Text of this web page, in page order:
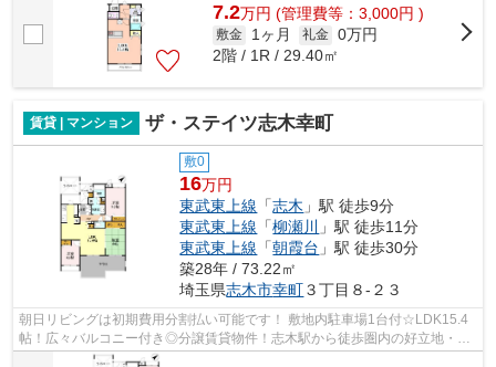
7.2万円 (管理費等：3,000円 )
敷金 1ヶ月 礼金 0万円
2階 / 1R / 29.40㎡
賃貸 | マンション ザ・ステイツ志木幸町
敷0
16万円
東武東上線 「志木 」駅 徒歩9分
東武東上線 「柳瀬川
」駅 徒歩11分
東武東上線 「朝霞台 」駅 徒歩30分
築28年 / 73.22㎡
埼玉県志木市幸町３丁目８-２３
朝日リビングは初期費用分割払い可能です！ 敷地内駐車場1台付☆LDK15.4
帖！広々バルコニー付き◎分譲賃貸物件！志木駅から徒歩圏内の好立地・全
室エアコン・システムキッチン・食洗機な...